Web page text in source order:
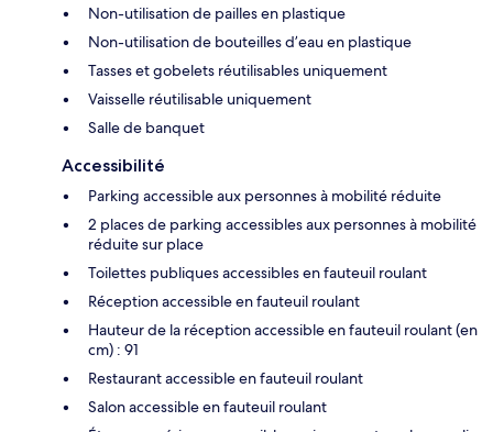
Non-utilisation de pailles en plastique
Non-utilisation de bouteilles d’eau en plastique
Tasses et gobelets réutilisables uniquement
Vaisselle réutilisable uniquement
Salle de banquet
Accessibilité
Parking accessible aux personnes à mobilité réduite
2 places de parking accessibles aux personnes à mobilité
réduite sur place
Toilettes publiques accessibles en fauteuil roulant
Réception accessible en fauteuil roulant
Hauteur de la réception accessible en fauteuil roulant (en
cm) : 91
Restaurant accessible en fauteuil roulant
Salon accessible en fauteuil roulant